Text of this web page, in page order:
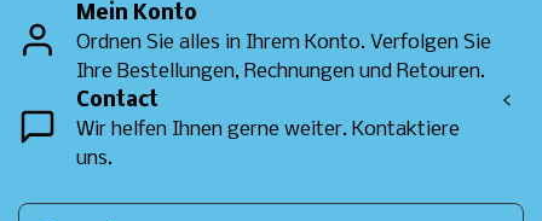
Mein Konto
Ordnen Sie alles in Ihrem Konto. Verfolgen Sie
Ihre Bestellungen, Rechnungen und Retouren.
Contact
Wir helfen Ihnen gerne weiter. Kontaktiere
uns.
<